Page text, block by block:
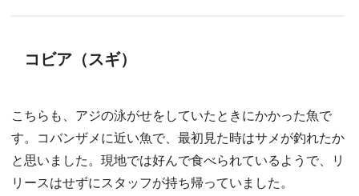
コビア（スギ）
こちらも、アジの泳がせをしていたときにかかった魚で
す。コバンザメに近い魚で、最初見た時はサメが釣れたか
と思いました。現地では好んで食べられているようで、リ
リースはせずにスタッフが持ち帰っていました。